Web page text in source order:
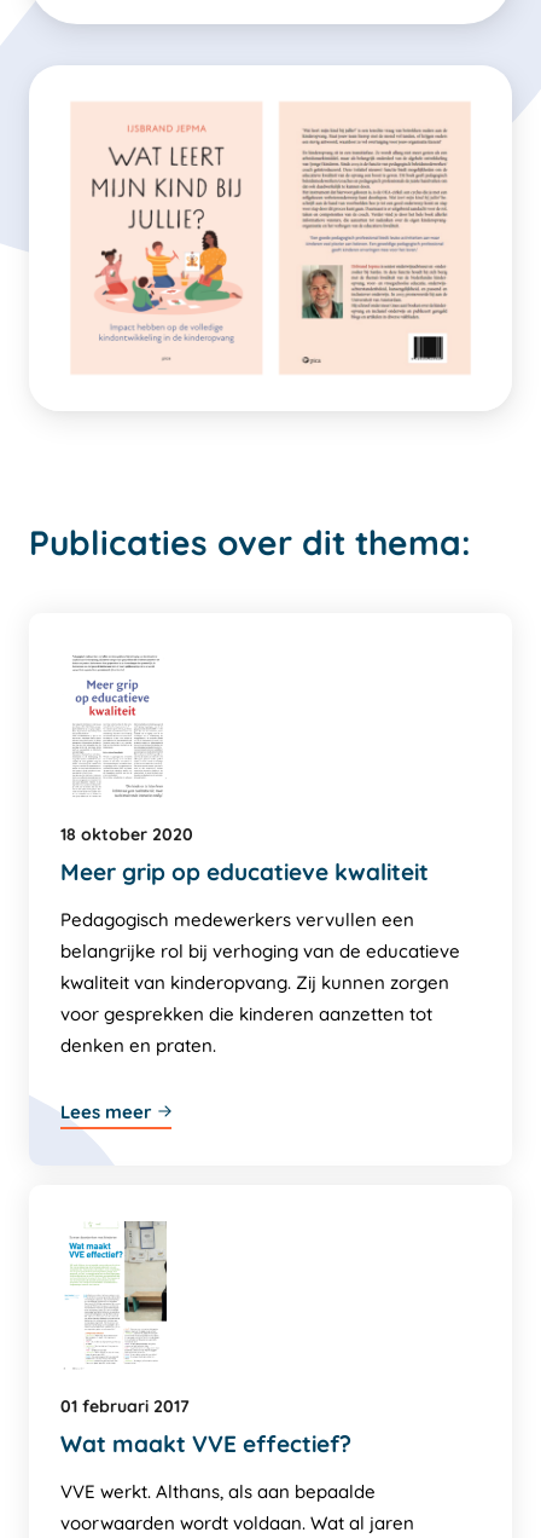
Publicaties over dit thema:
18 oktober 2020
Meer grip op educatieve kwaliteit
Pedagogisch medewerkers vervullen een
belangrijke rol bij verhoging van de educatieve
kwaliteit van kinderopvang. Zij kunnen zorgen
voor gesprekken die kinderen aanzetten tot
denken en praten.
Lees meer
01 februari 2017
Wat maakt VVE effectief?
VVE werkt. Althans, als aan bepaalde
voorwaarden wordt voldaan. Wat al jaren